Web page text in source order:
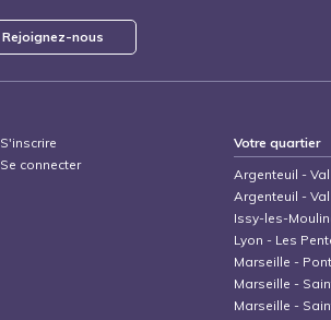
Rejoignez-nous
S'inscrire
Se connecter
Votre quartier
Argenteuil -
Argenteuil -
Issy-les-
Lyon - Les
Marseille -
Marseille -
Marseille -